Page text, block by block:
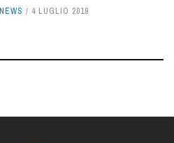
NEWS 4 LUGLIO 2019